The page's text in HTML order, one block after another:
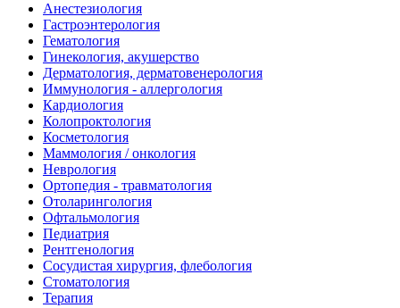
Анестезиология
Гастроэнтерология
Гематология
Гинекология, акушерство
Дерматология, дерматовенерология
Иммунология - аллергология
Кардиология
Колопроктология
Косметология
Маммология / онкология
Неврология
Ортопедия - травматология
Отоларингология
Офтальмология
Педиатрия
Рентгенология
Сосудистая хирургия, флебология
Стоматология
Терапия